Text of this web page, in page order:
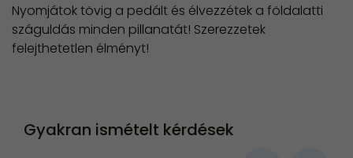
Nyomjátok tövig a pedált és élvezzétek a földalatti
száguldás minden pillanatát! Szerezzetek
felejthetetlen élményt!
Gyakran ismételt kérdések